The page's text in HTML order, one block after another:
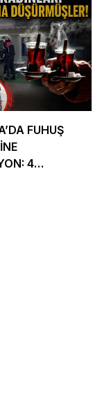
FUHUŞ
4